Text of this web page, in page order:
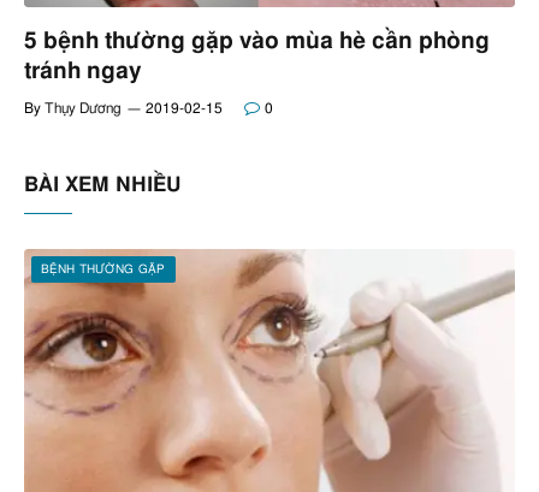
5 bệnh thường gặp vào mùa hè cần phòng
tránh ngay
By Thụy Dương 2019-02-15 0
BÀI XEM NHIỀU
BỆNH THƯỜNG GẶP